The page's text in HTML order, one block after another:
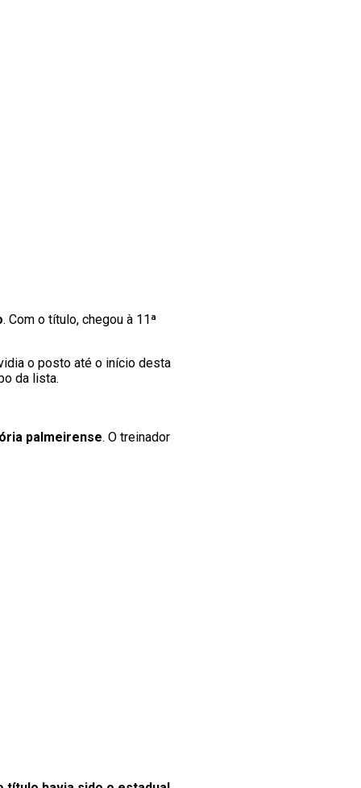
. Com o título, chegou à 11ª
o posto até o início desta
da lista.
palmeirense. O treinador